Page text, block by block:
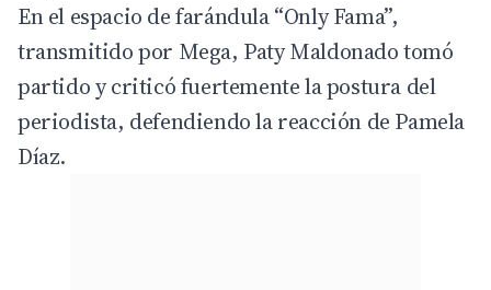
En el espacio de farándula “Only Fama”,
transmitido por Mega, Paty Maldonado tomó
partido y criticó fuertemente la postura del
periodista, defendiendo la reacción de Pamela
Díaz.